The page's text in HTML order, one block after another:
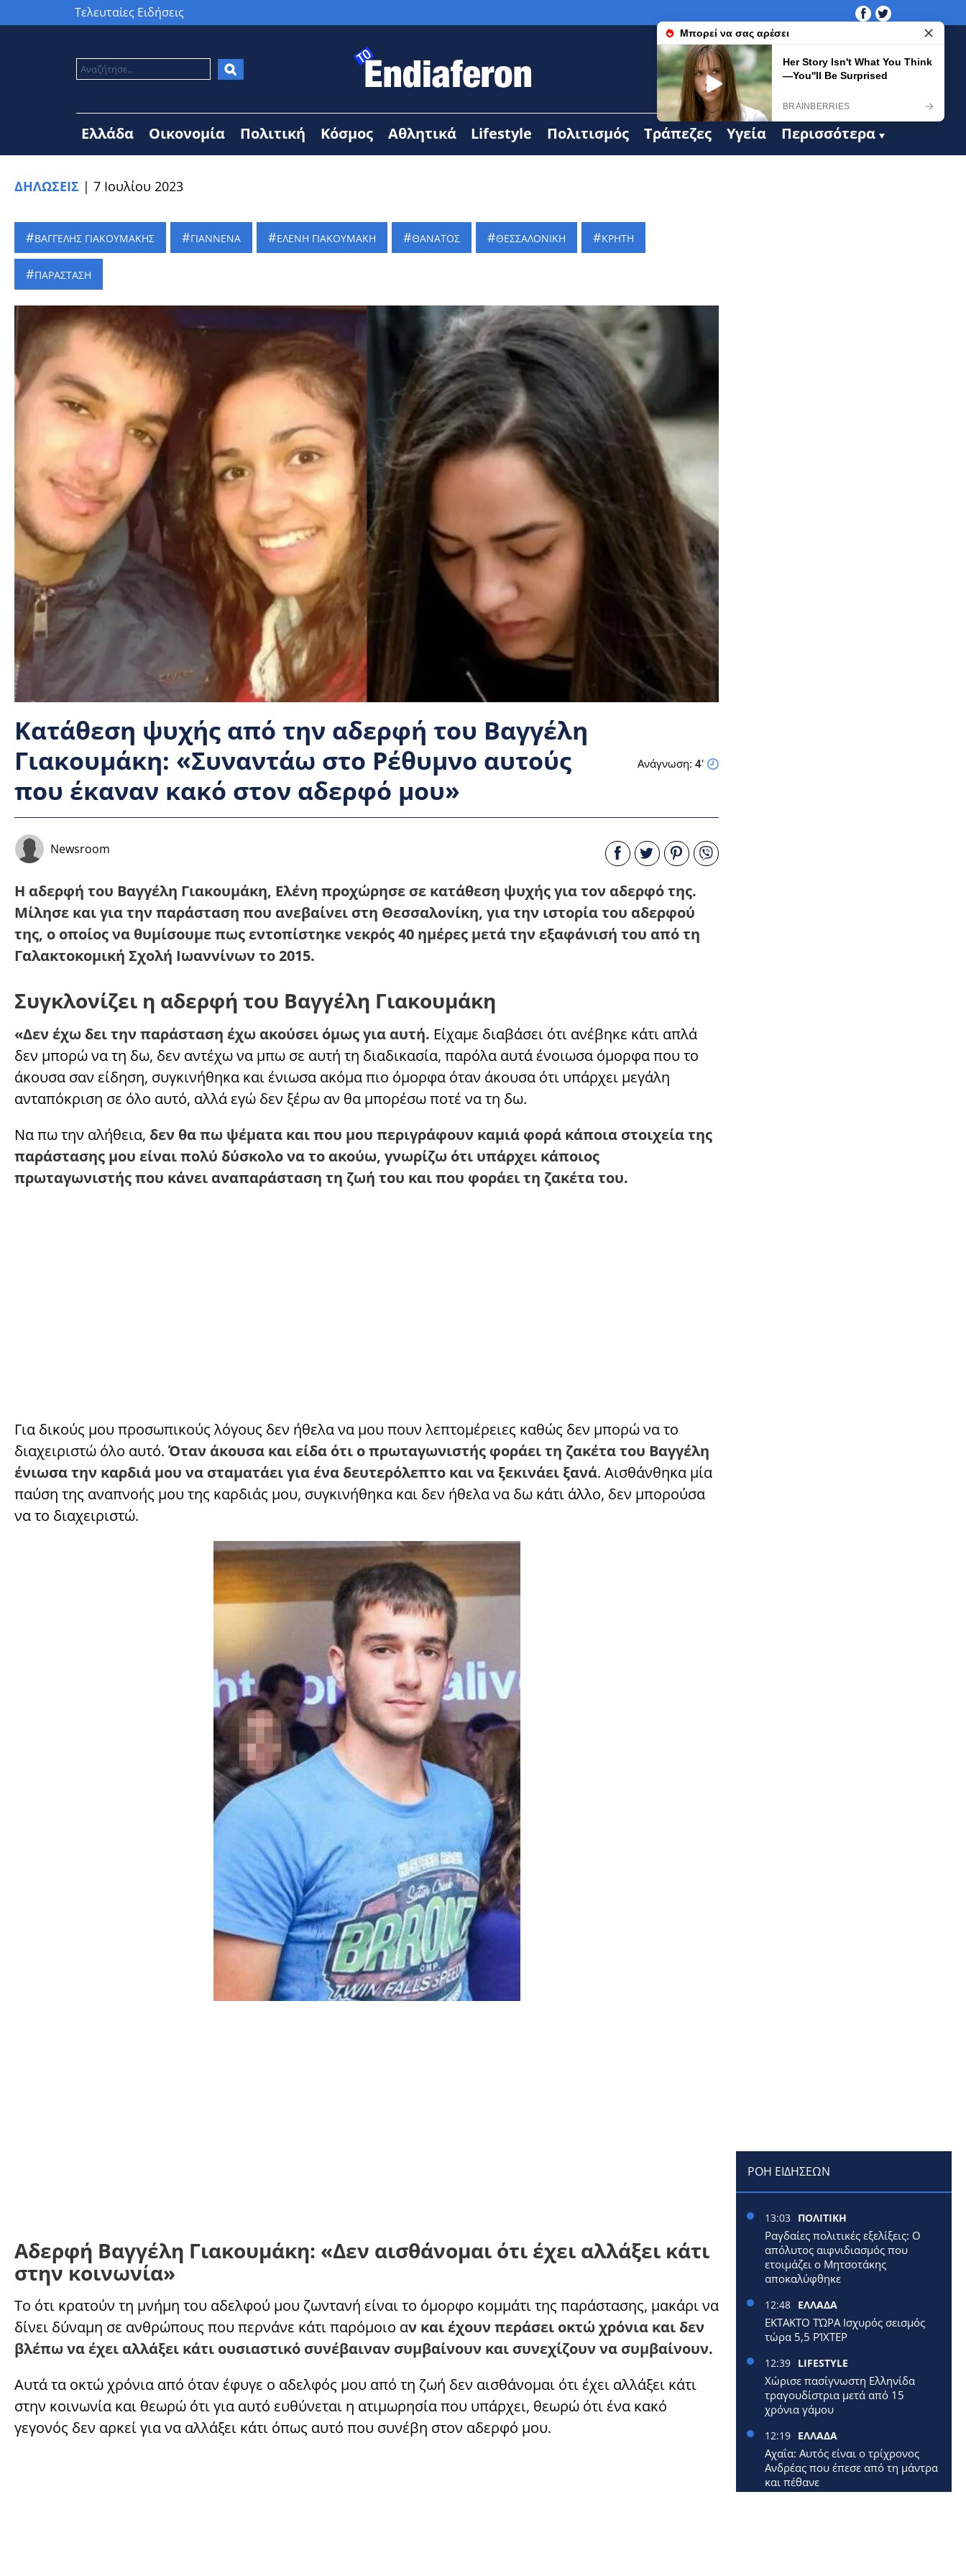
Τελευταίες Ειδήσεις
Ελλάδα Οικονομία Πολιτική Κόσμος Αθλητικά Lifestyle Πολιτισμός Τράπεζες Υγεία Περισσότερα
ΔΗΛΩΣΕΙΣ | 7 Ιουλίου 2023
ΒΑΓΓΕΛΗΣ ΓΙΑΚΟΥΜΑΚΗΣ ΓΙΑΝΝΕΝΑ ΕΛΕΝΗ ΓΙΑΚΟΥΜΑΚΗ ΘΑΝΑΤΟΣ ΘΕΣΣΑΛΟΝΙΚΗ ΚΡΗΤΗ
ΠΑΡΑΣΤΑΣΗ
Κατάθεση ψυχής από την αδερφή του Βαγγέλη
Γιακουμάκη: «Συναντάω στο Ρέθυμνο αυτούς
που έκαναν κακό στον αδερφό μου»
Ανάγνωση: 4'
Newsroom
Η αδερφή του Βαγγέλη Γιακουμάκη, Ελένη προχώρησε σε κατάθεση ψυχής για τον αδερφό της.
Μίλησε και για την παράσταση που ανεβαίνει στη Θεσσαλονίκη, για την ιστορία του αδερφού
της, ο οποίος να θυμίσουμε πως εντοπίστηκε νεκρός 40 ημέρες μετά την εξαφάνισή του από τη
Γαλακτοκομική Σχολή Ιωαννίνων το 2015.
Συγκλονίζει η αδερφή του Βαγγέλη Γιακουμάκη
«Δεν έχω δει την παράσταση έχω ακούσει όμως για αυτή. Είχαμε διαβάσει ότι ανέβηκε κάτι απλά
δεν μπορώ να τη δω, δεν αντέχω να μπω σε αυτή τη διαδικασία, παρόλα αυτά ένοιωσα όμορφα που το
άκουσα σαν είδηση, συγκινήθηκα και ένιωσα ακόμα πιο όμορφα όταν άκουσα ότι υπάρχει μεγάλη
ανταπόκριση σε όλο αυτό, αλλά εγώ δεν ξέρω αν θα μπορέσω ποτέ να τη δω.
Να πω την αλήθεια, δεν θα πω ψέματα και που μου περιγράφουν καμιά φορά κάποια στοιχεία της
παράστασης μου είναι πολύ δύσκολο να το ακούω, γνωρίζω ότι υπάρχει κάποιος
πρωταγωνιστής που κάνει αναπαράσταση τη ζωή του και που φοράει τη ζακέτα του.
Για δικούς μου προσωπικούς λόγους δεν ήθελα να μου πουν λεπτομέρειες καθώς δεν μπορώ να το
διαχειριστώ όλο αυτό. Όταν άκουσα και είδα ότι ο πρωταγωνιστής φοράει τη ζακέτα του Βαγγέλη
ένιωσα την καρδιά μου να σταματάει για ένα δευτερόλεπτο και να ξεκινάει ξανά. Αισθάνθηκα μία
παύση της αναπνοής μου της καρδιάς μου, συγκινήθηκα και δεν ήθελα να δω κάτι άλλο, δεν μπορούσα
να το διαχειριστώ.
Αδερφή Βαγγέλη Γιακουμάκη: «Δεν αισθάνομαι ότι έχει αλλάξει κάτι
στην κοινωνία»
Το ότι κρατούν τη μνήμη του αδελφού μου ζωντανή είναι το όμορφο κομμάτι της παράστασης, μακάρι να
δίνει δύναμη σε ανθρώπους που περνάνε κάτι παρόμοιο αν και έχουν περάσει οκτώ χρόνια και δεν
βλέπω να έχει αλλάξει κάτι ουσιαστικό συνέβαιναν συμβαίνουν και συνεχίζουν να συμβαίνουν.
Αυτά τα οκτώ χρόνια από όταν έφυγε ο αδελφός μου από τη ζωή δεν αισθάνομαι ότι έχει αλλάξει κάτι
στην κοινωνία και θεωρώ ότι για αυτό ευθύνεται η ατιμωρησία που υπάρχει, θεωρώ ότι ένα κακό
γεγονός δεν αρκεί για να αλλάξει κάτι όπως αυτό που συνέβη στον αδερφό μου.
ΡΟΗ ΕΙΔΗΣΕΩΝ
13:03 ΠΟΛΙΤΙΚΗ
Ραγδαίες πολιτικές εξελίξεις: Ο
απόλυτος αιφνιδιασμός που
ετοιμάζει ο Μητσοτάκης
αποκαλύφθηκε
12:48 ΕΛΛΑΔΑ
ΕΚΤΑΚΤΟ ΤΏΡΑ Ισχυρός σεισμός
τώρα 5,5 ΡΊΧΤΕΡ
12:39 LIFESTYLE
Χώρισε πασίγνωστη Ελληνίδα
τραγουδίστρια μετά από 15
χρόνια γάμου
12:19 ΕΛΛΑΔΑ
Αχαΐα: Αυτός είναι ο τρίχρονος
Ανδρέας που έπεσε από τη μάντρα
και πέθανε